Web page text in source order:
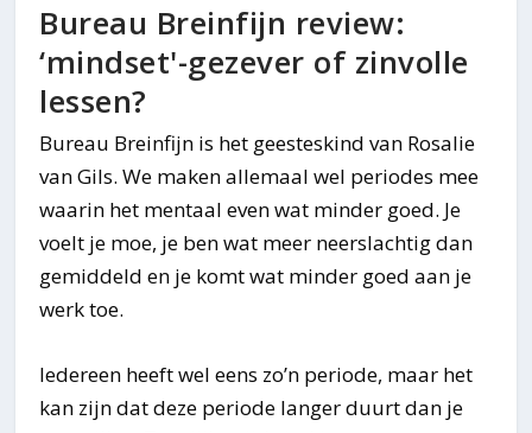
Bureau Breinfijn review:
‘mindset'-gezever of zinvolle
lessen?
Bureau Breinfijn is het geesteskind van Rosalie
van Gils. We maken allemaal wel periodes mee
waarin het mentaal even wat minder goed. Je
voelt je moe, je ben wat meer neerslachtig dan
gemiddeld en je komt wat minder goed aan je
werk toe.
Iedereen heeft wel eens zo’n periode, maar het
kan zijn dat deze periode langer duurt dan je